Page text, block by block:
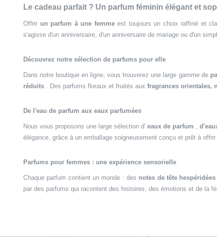
Le cadeau parfait ? Un parfum féminin élégant et
Offrir un parfum à une femmeest toujours un choix raffiné et
s'agisse d'un anniversaire, d'un anniversaire de mariage ou d'un
Découvrez notre sélection de parfums pour elle
Dans notre boutique en ligne, vous trouverez une large gamme de
réduits . Des parfums floraux et fruités aux fragrances orientales,
De l'eau de parfum aux eaux parfumées
Nous vous proposons une large sélection d'eaux de parfum ,
élégance, grâce à un emballage soigneusement conçu et prêt à offrir.
Parfums pour femmes : une expérience sensorielle
Chaque parfum contient un monde : des notes de tête hespéridées
par des parfums qui racontent des histoires, des émotions et de la